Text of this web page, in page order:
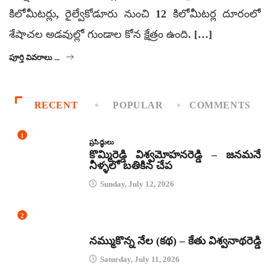
కిలోమీటర్లు, రైల్వేకోడూరు నుంచి 12 కిలోమీటర్ల దూరంలో
శేషాచల అడవుల్లో గుండాల కోన క్షేత్రం ఉంది. […]
పూర్తి వివరాలు ...
RECENT POPULAR COMMENTS
1
ప్రసిద్ధులు
కొమ్మిరెడ్డి విశ్వమోహనరెడ్డి – జనమనే
నీళ్ళలో బతికిన చేప
Sunday, July 12, 2026
2
నమ్ముకొన్న నేల (కథ) – కేతు విశ్వనాథరెడ్డి
Saturday, July 11, 2026